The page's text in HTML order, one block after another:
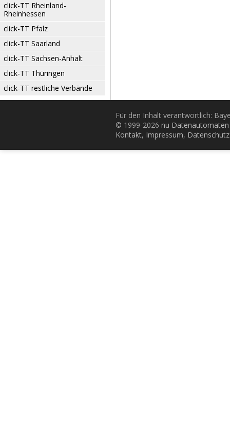
click-TT Rheinland-
Rheinhessen
click-TT Pfalz
click-TT Saarland
click-TT Sachsen-Anhalt
click-TT Thüringen
click-TT restliche Verbände
Für den Inhalt verantwortlich:
© 1999-2026 nu
Kontakt, Impressum, Datenschutz